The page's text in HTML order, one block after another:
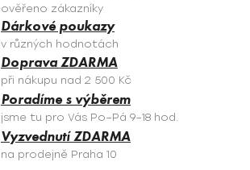
ověřeno zákazníky
Dárkové poukazy
v různých hodnotách
Doprava ZDARMA
při nákupu nad 2 500 Kč
Poradíme s výběrem
jsme tu pro Vás Po–Pá 9–18 hod.
Vyzvednutí ZDARMA
na prodejně Praha 10